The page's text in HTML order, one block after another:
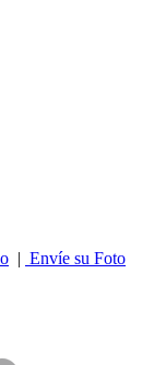
| Envíe su Foto